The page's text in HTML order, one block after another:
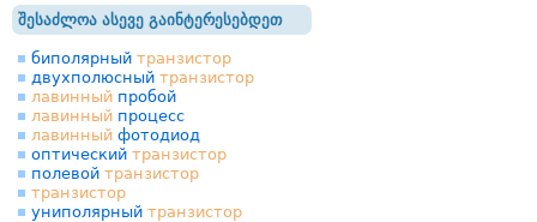
შესაძლოა ასევე გაინტერესებდეთ
биполярный транзистор
двухполюсный транзистор
лавинный пробой
лавинный процесс
лавинный фотодиод
оптический транзистор
полевой транзистор
транзистор
униполярный транзистор